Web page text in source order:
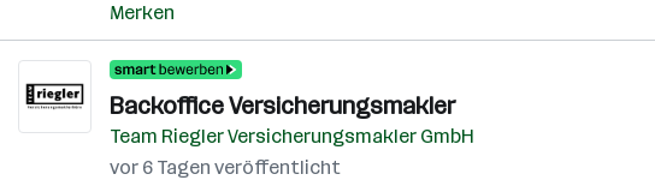
Merken
Backoffice Versicherungsmakler
Team Riegler Versicherungsmakler GmbH
vor 6 Tagen veröffentlicht